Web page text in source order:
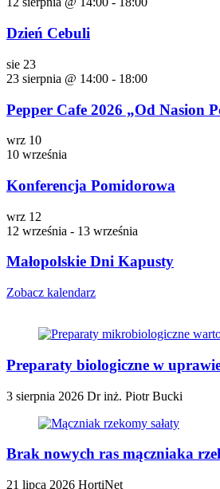
Dzień Cebuli
sie 23
23 sierpnia @ 14:00 - 18:00
Pepper Cafe 2026 „Od Nasion
wrz 10
10 września
Konferencja Pomidorowa
wrz 12
12 września - 13 września
Małopolskie Dni Kapusty
Zobacz kalendarz
Preparaty biologiczne w
3 sierpnia 2026 Dr inż. Piotr Bucki
Brak nowych ras mączniaka
21 lipca 2026 HortiNet